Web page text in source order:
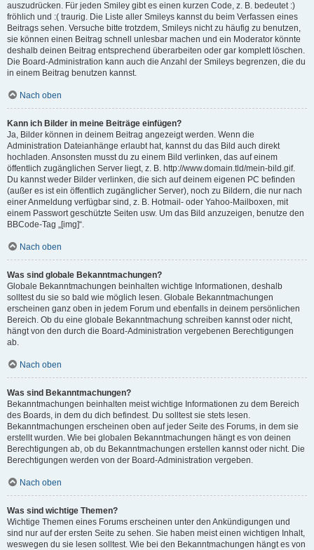
auszudrücken. Für jeden Smiley gibt es einen kurzen Code, z. B. bedeutet :)
fröhlich und :( traurig. Die Liste aller Smileys kannst du beim Verfassen eines
Beitrags sehen. Versuche bitte trotzdem, Smileys nicht zu häufig zu benutzen,
sie können einen Beitrag schnell unlesbar machen und ein Moderator könnte
deshalb deinen Beitrag entsprechend überarbeiten oder gar komplett löschen.
Die Board-Administration kann auch die Anzahl der Smileys begrenzen, die du
in einem Beitrag benutzen kannst.
Nach oben
Kann ich Bilder in meine Beiträge einfügen?
Ja, Bilder können in deinem Beitrag angezeigt werden. Wenn die
Administration Dateianhänge erlaubt hat, kannst du das Bild auch direkt
hochladen. Ansonsten musst du zu einem Bild verlinken, das auf einem
öffentlich zugänglichen Server liegt, z. B. http://www.domain.tld/mein-bild.gif.
Du kannst weder Bilder verlinken, die sich auf deinem eigenen PC befinden
(außer es ist ein öffentlich zugänglicher Server), noch zu Bildern, die nur nach
einer Anmeldung verfügbar sind, z. B. Hotmail- oder Yahoo-Mailboxen, mit
einem Passwort geschützte Seiten usw. Um das Bild anzuzeigen, benutze den
BBCode-Tag „[img]“.
Nach oben
Was sind globale Bekanntmachungen?
Globale Bekanntmachungen beinhalten wichtige Informationen, deshalb
solltest du sie so bald wie möglich lesen. Globale Bekanntmachungen
erscheinen ganz oben in jedem Forum und ebenfalls in deinem persönlichen
Bereich. Ob du eine globale Bekanntmachung schreiben kannst oder nicht,
hängt von den durch die Board-Administration vergebenen Berechtigungen
ab.
Nach oben
Was sind Bekanntmachungen?
Bekanntmachungen beinhalten meist wichtige Informationen zu dem Bereich
des Boards, in dem du dich befindest. Du solltest sie stets lesen.
Bekanntmachungen erscheinen oben auf jeder Seite des Forums, in dem sie
erstellt wurden. Wie bei globalen Bekanntmachungen hängt es von deinen
Berechtigungen ab, ob du Bekanntmachungen erstellen kannst oder nicht. Die
Berechtigungen werden von der Board-Administration vergeben.
Nach oben
Was sind wichtige Themen?
Wichtige Themen eines Forums erscheinen unter den Ankündigungen und
sind nur auf der ersten Seite zu sehen. Sie haben meist einen wichtigen Inhalt,
weswegen du sie lesen solltest. Wie bei den Bekanntmachungen hängt es von